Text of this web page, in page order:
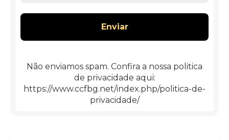
*
Não enviamos spam. Confira a nossa politica
de privacidade aqui:
https://www.ccfbg.net/index.php/politica-de-
privacidade/